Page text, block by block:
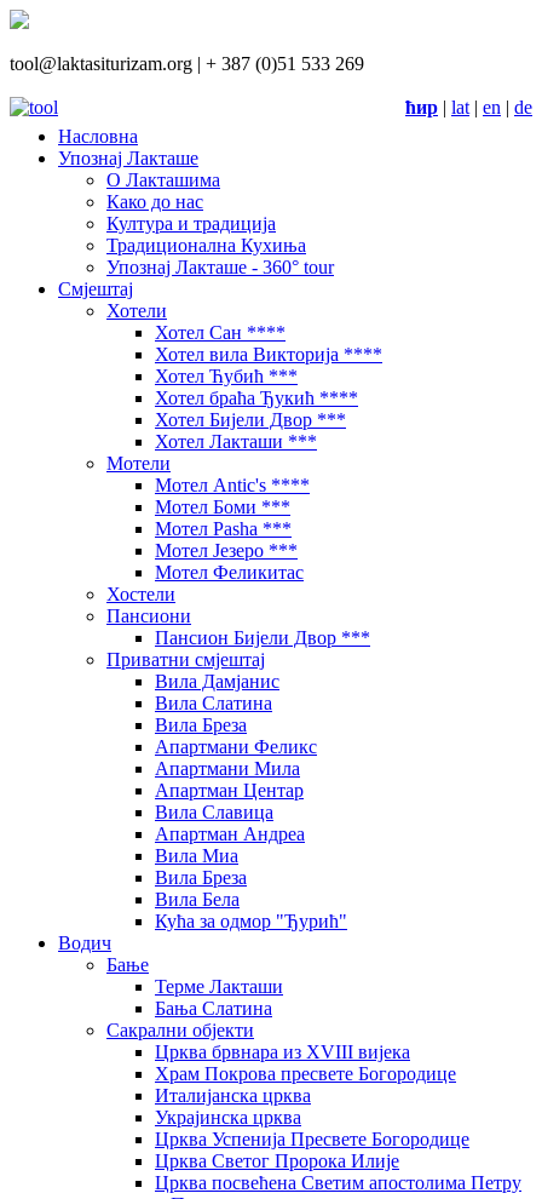
tool@laktasiturizam.org | + 387 (0)51 533 269
ћир | lat | en | de
Насловна
Упознај Лакташе
О Лакташима
Како до нас
Култура и традиција
Традиционална Кухиња
Упознај Лакташе - 360° tour
Смјештај
Хотели
Хотел Сан ****
Хотел вила Викторија ****
Хотел Ћубић ***
Хотел браћа Ђукић ****
Хотел Бијели Двор ***
Хотел Лакташи ***
Мотели
Мотел Antic's ****
Мотел Боми ***
Мотел Pasha ***
Мотел Језеро ***
Мотел Феликитас
Хостели
Пансиони
Пансион Бијели Двор ***
Приватни смјештај
Вила Дамјанис
Вила Слатина
Вила Бреза
Апартмани Феликс
Апартмани Мила
Апартман Центар
Вила Славица
Апартман Андреа
Вила Миа
Вила Бреза
Вила Бела
Кућа за одмор "Ђурић"
Водич
Бање
Терме Лакташи
Бања Слатина
Сакрални објекти
Црква брвнара из XVIII вијека
Храм Покрова пресвете Богородице
Италијанска црква
Украјинска црква
Црква Успенија Пресвете Богородице
Црква Светог Пророка Илије
Црква посвећена Светим апостолима Петру